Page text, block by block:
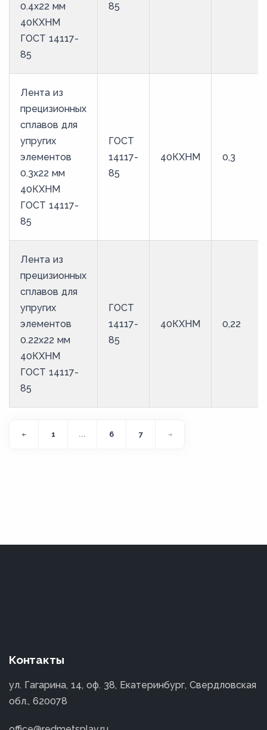
0.4x22 мм
40КХНМ
ГОСТ 14117-
85
85
Лента из
прецизионных
сплавов для
упругих
элементов
0.3x22 мм
40КХНМ
ГОСТ 14117-
85
ГОСТ
14117-
85
40КХНМ 0,3
Лента из
прецизионных
сплавов для
упругих
элементов
0.22x22 мм
40КХНМ
ГОСТ 14117-
85
ГОСТ
14117-
85
40КХНМ 0,22
1 ... 6 7
Контакты
ул. Гагарина, 14, оф. 38, Екатеринбург, Свердловская
обл., 620078